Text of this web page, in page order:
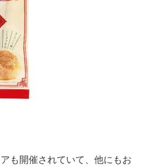
も開催されていて、他にもお